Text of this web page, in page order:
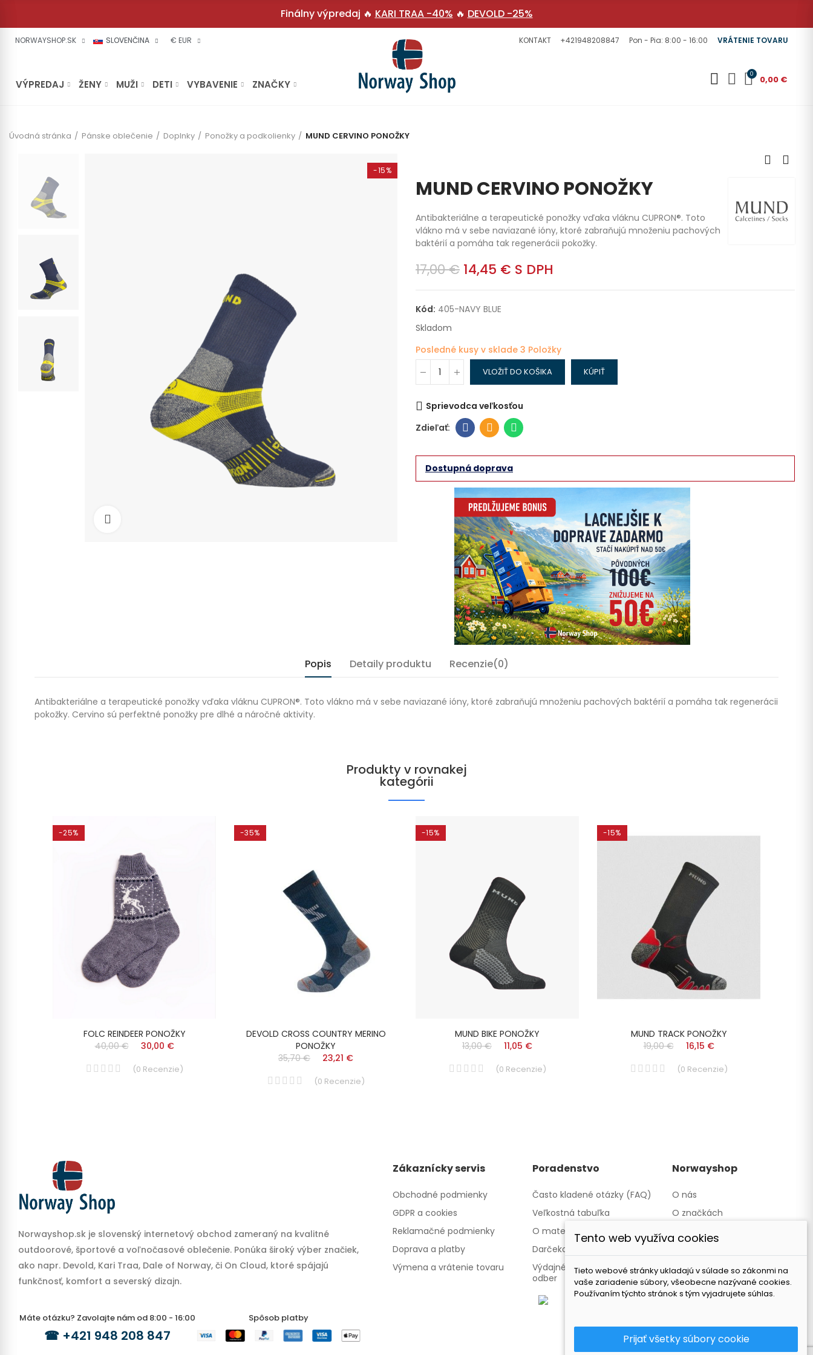
Finálny výpredaj 🔥 KARI TRAA -40% 🔥 DEVOLD -25%
NORWAYSHOP.SK SLOVENČINA € EUR KONTAKT +421948208847 Pon - Pia: 8:00 - 16:00 VRÁTENIE TOVARU
VÝPREDAJ ŽENY MUŽI DETI VYBAVENIE ZNAČKY
0 0,00 €
Úvodná stránka Pánske oblečenie Doplnky Ponožky a podkolienky MUND CERVINO PONOŽKY
-15%
MUND CERVINO PONOŽKY
Antibakteriálne a terapeutické ponožky vďaka vláknu CUPRON®. Toto
vlákno má v sebe naviazané ióny, ktoré zabraňujú množeniu pachových
baktérií a pomáha tak regenerácii pokožky.
17,00 € 14,45 € S DPH
Kód: 405-NAVY BLUE
Skladom
Posledné kusy v sklade 3 Položky
VLOŽIŤ DO KOŠIKA KÚPIŤ
Sprievodca veľkosťou
Dostupná doprava
Popis Detaily produktu Recenzie(0)
Antibakteriálne a terapeutické ponožky vďaka vláknu CUPRON®. Toto vlákno má v sebe naviazané ióny, ktoré zabraňujú množeniu pachových baktérií a pomáha tak regenerácii
pokožky. Cervino sú perfektné ponožky pre dlhé a náročné aktivity.
Produkty v rovnakej
kategórii
-25%
FOLC REINDEER PONOŽKY
40,00 €
30,00 €
(0 Recenzie)
-35%
DEVOLD CROSS COUNTRY MERINO
PONOŽKY
35,70 €
23,21 €
(0 Recenzie)
-15%
MUND BIKE PONOŽKY
13,00 €
11,05 €
(0 Recenzie)
-15%
MUND TRACK PONOŽKY
19,00 €
16,15 €
(0 Recenzie)
Norwayshop.sk je slovenský internetový obchod zameraný na kvalitné
outdoorové, športové a voľnočasové oblečenie. Ponúka široký výber značiek,
ako napr. Devold, Kari Traa, Dale of Norway, či On Cloud, ktoré spájajú
funkčnosť, komfort a severský dizajn.
Máte otázku? Zavolajte nám od 8:00 - 16:00
☎ +421 948 208 847
Spôsob platby
Zákaznícky servis
Obchodné podmienky
GDPR a cookies
Reklamačné podmienky
Doprava a platby
Výmena a vrátenie tovaru
Poradenstvo
Často kladené otázky (FAQ)
Veľkostná tabuľka
O materiáloch
Darčekové poukazy
Výdajné miesto - Osobný
odber
Norwayshop
O nás
O značkách
Kontakty a obchody
Naša značka TATLAND
Tento web využíva cookies
Tieto webové stránky ukladajú v súlade so zákonmi na
vaše zariadenie súbory, všeobecne nazývané cookies.
Používaním týchto stránok s tým vyjadrujete súhlas.
Prijať všetky súbory cookie